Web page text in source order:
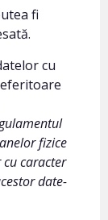
fi
cu
fizice
caracter
date-